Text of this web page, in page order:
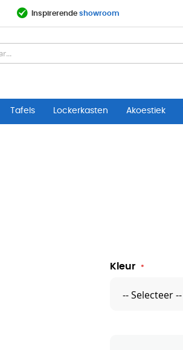
Inspirerende showroom
Tafels Lockerkasten Akoestiek
Kleur